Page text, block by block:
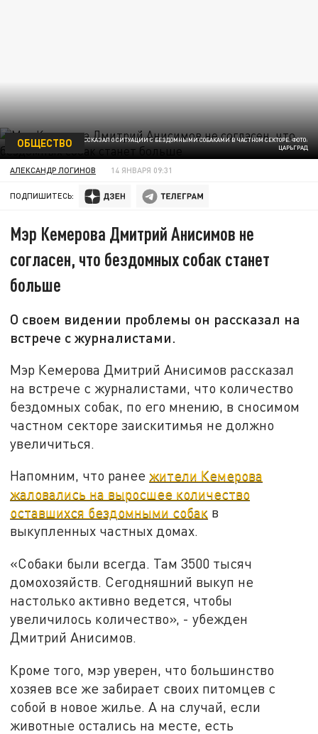
МЭР КЕМЕРОВА РАССКАЗАЛ О СИТУАЦИИ С БЕЗДОМНЫМИ СОБАКАМИ В ЧАСТНОМ СЕКТОРЕ. ФОТО:
ЦАРЬГРАД
ОБЩЕСТВО
АЛЕКСАНДР ЛОГИНОВ 14 ЯНВАРЯ 09:31
ПОДПИШИТЕСЬ:
Мэр Кемерова Дмитрий Анисимов не
согласен, что бездомных собак станет
больше
О своем видении проблемы он рассказал на
встрече с журналистами.
Мэр Кемерова Дмитрий Анисимов рассказал
на встрече с журналистами, что количество
бездомных собак, по его мнению, в сносимом
частном секторе заискитимья не должно
увеличиться.
Напомним, что ранее жители Кемерова
жаловались на выросшее количество
оставшихся бездомными собак в
выкупленных частных домах.
«Собаки были всегда. Там 3500 тысяч
домохозяйств. Сегодняшний выкуп не
настолько активно ведется, чтобы
увеличилось количество», - убежден
Дмитрий Анисимов.
Кроме того, мэр уверен, что большинство
хозяев все же забирает своих питомцев с
собой в новое жилье. А на случай, если
животные остались на месте, есть